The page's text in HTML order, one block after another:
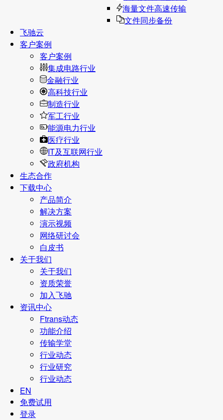
海量文件高速传输
文件同步备份
飞驰云
客户案例
客户案例
集成电路行业
金融行业
高科技行业
制造行业
军工行业
能源电力行业
医疗行业
IT及互联网行业
政府机构
生态合作
下载中心
产品简介
解决方案
演示视频
网络研讨会
白皮书
关于我们
关于我们
资质荣誉
加入飞驰
资讯中心
Ftrans动态
功能介绍
传输学堂
行业动态
行业研究
行业动态
EN
免费试用
登录